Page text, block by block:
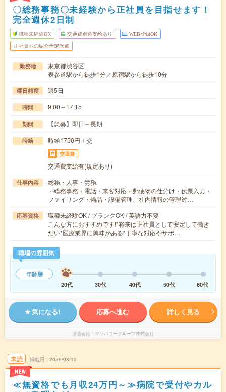
〇総務事務〇未経験から正社員を目指せます！
完全週休2日制
職種未経験OK 交通費別途支給あり WEB登録OK
正社員への紹介予定派遣
勤務地
東京都渋谷区
表参道駅から徒歩1分／原宿駅から徒歩10分
曜日頻度 週5日
時間 9:00～17:15
期間 【急募】即日～長期
時給 時給1750円＋交
交通費
交通費支給有(規定あり)
仕事内容
総務・人事・労務
・総務事務・電話・来客対応・郵便物の仕分け・伝票入力・
ファイリング・備品・設備管理、社内情報の管理対…
応募資格
職種未経験OK / ブランクOK / 英語力不要
こんな方におすすめです!*将来は正社員として安定して働き
たい*医療業界に興味がある*丁寧な対応やサポ…
職場の雰囲気
年齢層
20代
30代 40代 50代 60代
気になる! 応募へ進む 詳しく見る
派遣会社 マンパワーグループ株式会社
未読
NEW
掲載日 2026/08/10
≪無資格でも月収24万円～≫病院で受付やカル